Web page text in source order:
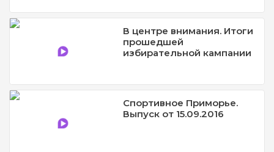
В центре внимания. Итоги
прошедшей
избирательной кампании
Спортивное Приморье.
Выпуск от 15.09.2016